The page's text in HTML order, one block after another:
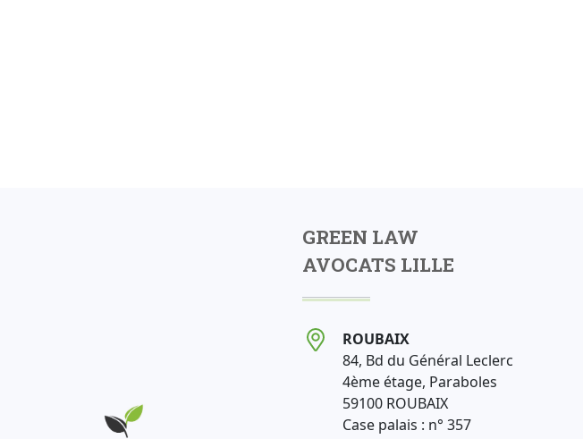
GREEN LAW
AVOCATS LILLE
ROUBAIX
84, Bd du Général Leclerc
4ème étage, Paraboles
59100 ROUBAIX
Case palais : n° 357